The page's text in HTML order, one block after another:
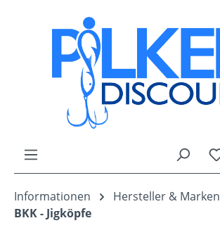
Zum Hauptinhalt springen
Informationen Hersteller & Marken
BKK - Jigköpfe